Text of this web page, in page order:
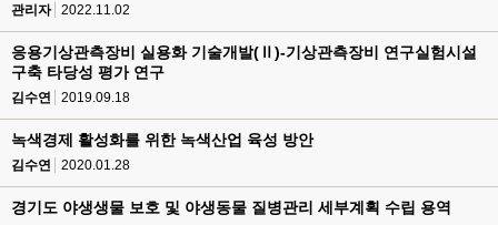
관리자 2022.11.02
응용기상관측장비 실용화 기술개발(Ⅱ)-기상관측장비 연구실험시설
구축 타당성 평가 연구
김수연 2019.09.18
녹색경제 활성화를 위한 녹색산업 육성 방안
김수연 2020.01.28
경기도 야생생물 보호 및 야생동물 질병관리 세부계획 수립 용역